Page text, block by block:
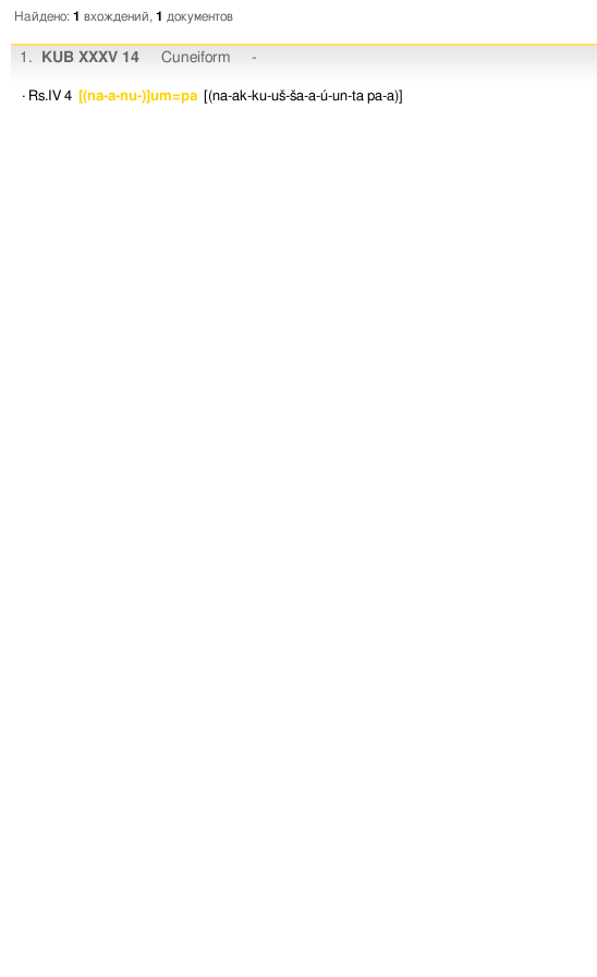
Найдено: 1 вхождений, 1 документов
1. KUB XXXV 14 Cuneiform -
· Rs.IV 4 [(na-a-nu-)]um=pa [(na-ak-ku-uš-ša-a-ú-un-ta pa-a)]